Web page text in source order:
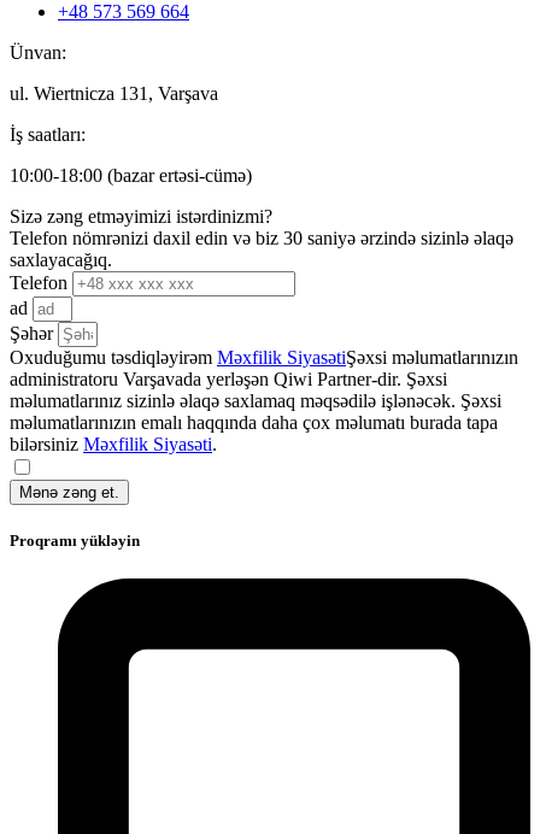
+48 573 569 664
Ünvan:
ul. Wiertnicza 131, Varşava
İş saatları:
10:00-18:00 (bazar ertəsi-cümə)
Sizə zəng etməyimizi istərdinizmi?
Telefon nömrənizi daxil edin və biz 30 saniyə ərzində sizinlə əlaqə
saxlayacağıq.
Telefon
ad
Şəhər
Oxuduğumu təsdiqləyirəm Məxfilik SiyasətiŞəxsi məlumatlarınızın
administratoru Varşavada yerləşən Qiwi Partner-dir. Şəxsi
məlumatlarınız sizinlə əlaqə saxlamaq məqsədilə işlənəcək. Şəxsi
məlumatlarınızın emalı haqqında daha çox məlumatı burada tapa
bilərsiniz Məxfilik Siyasəti.
Mənə zəng et.
Proqramı yükləyin